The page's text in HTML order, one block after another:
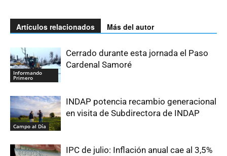
Artículos relacionados Más del autor
Informando
Primero
Cerrado durante esta jornada el Paso
Cardenal Samoré
Campo al Día
INDAP potencia recambio generacional
en visita de Subdirectora de INDAP
IPC de julio: Inflación anual cae al 3,5%